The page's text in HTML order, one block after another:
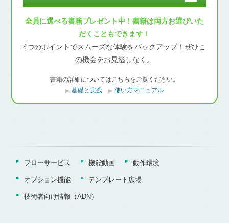
全員に選べる書籍プレゼント中！書籍は両方お選びいた
だくこともできます！
4つのポイントでスムーズな体験をバックアップ！ぜひこ
の機会をお見逃しなく。
書籍の詳細についてはこちらをご覧ください。
基礎と実践
使い方マニュアル
フローサービス 機能動画 動作環境
オプション機能 テンプレート広場
技術者向け情報（ADN）